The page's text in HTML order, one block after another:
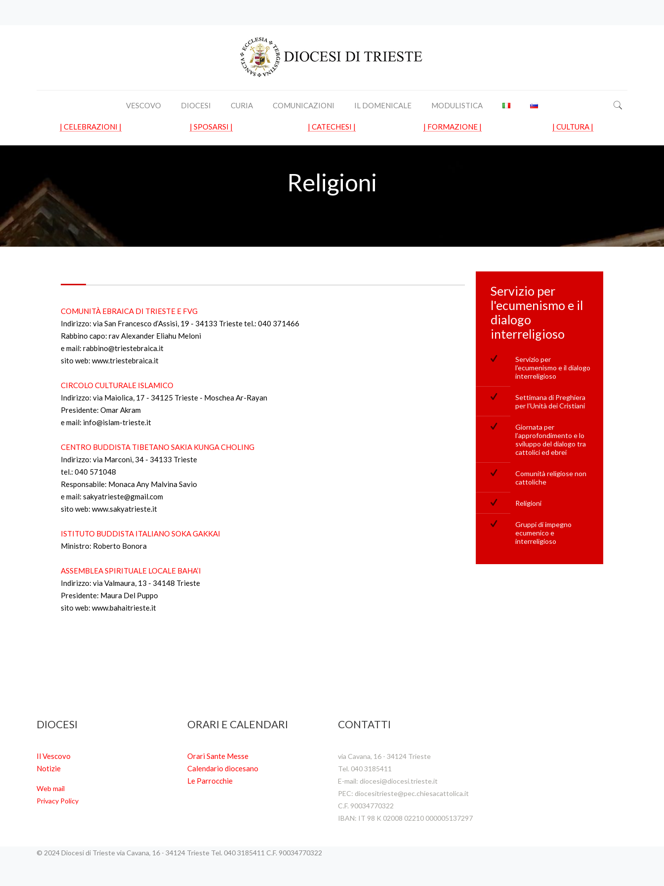
VESCOVO DIOCESI CURIA COMUNICAZIONI IL DOMENICALE MODULISTICA
| CELEBRAZIONI | | SPOSARSI | | CATECHESI | | FORMAZIONE | | CULTURA |
Religioni
COMUNITÀ EBRAICA DI TRIESTE E FVG
Indirizzo: via San Francesco d’Assisi, 19 - 34133 Trieste tel.: 040 371466
Rabbino capo: rav Alexander Eliahu Meloni
e mail: rabbino@triestebraica.it
sito web: www.triestebraica.it
CIRCOLO CULTURALE ISLAMICO
Indirizzo: via Maiolica, 17 - 34125 Trieste - Moschea Ar-Rayan
Presidente: Omar Akram
e mail: info@islam-trieste.it
CENTRO BUDDISTA TIBETANO SAKIA KUNGA CHOLING
Indirizzo: via Marconi, 34 - 34133 Trieste
tel.: 040 571048
Responsabile: Monaca Any Malvina Savio
e mail: sakyatrieste@gmail.com
sito web: www.sakyatrieste.it
ISTITUTO BUDDISTA ITALIANO SOKA GAKKAI
Ministro: Roberto Bonora
ASSEMBLEA SPIRITUALE LOCALE BAHA’I
Indirizzo: via Valmaura, 13 - 34148 Trieste
Presidente: Maura Del Puppo
sito web: www.bahaitrieste.it
Servizio per
l'ecumenismo e il
dialogo
interreligioso
Servizio per
l’ecumenismo e il dialogo
interreligioso
Settimana di Preghiera
per l’Unità dei Cristiani
Giornata per
l’approfondimento e lo
sviluppo del dialogo tra
cattolici ed ebrei
Comunità religiose non
cattoliche
Religioni
Gruppi di impegno
ecumenico e
interreligioso
DIOCESI
Il Vescovo
Notizie
Web mail
Privacy Policy
ORARI E CALENDARI
Orari Sante Messe
Calendario diocesano
Le Parrocchie
CONTATTI
via Cavana, 16 - 34124 Trieste
Tel. 040 3185411
E-mail: diocesi@diocesi.trieste.it
PEC: diocesitrieste@pec.chiesacattolica.it
C.F. 90034770322
IBAN: IT 98 K 02008 02210 000005137297
© 2024 Diocesi di Trieste via Cavana, 16 - 34124 Trieste Tel. 040 3185411 C.F. 90034770322